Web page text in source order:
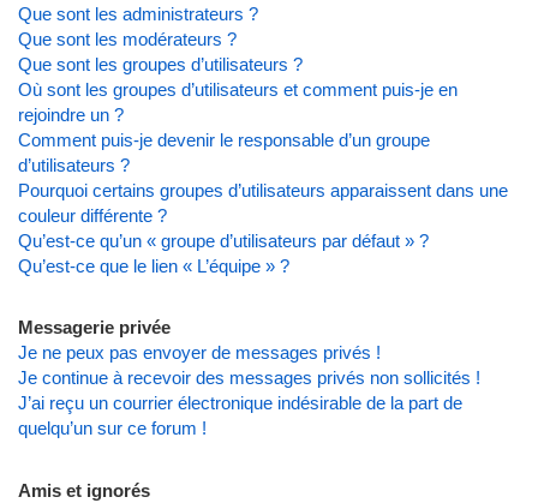
Que sont les administrateurs ?
Que sont les modérateurs ?
Que sont les groupes d’utilisateurs ?
Où sont les groupes d’utilisateurs et comment puis-je en
rejoindre un ?
Comment puis-je devenir le responsable d’un groupe
d’utilisateurs ?
Pourquoi certains groupes d’utilisateurs apparaissent dans une
couleur différente ?
Qu’est-ce qu’un « groupe d’utilisateurs par défaut » ?
Qu’est-ce que le lien « L’équipe » ?
Messagerie privée
Je ne peux pas envoyer de messages privés !
Je continue à recevoir des messages privés non sollicités !
J’ai reçu un courrier électronique indésirable de la part de
quelqu’un sur ce forum !
Amis et ignorés